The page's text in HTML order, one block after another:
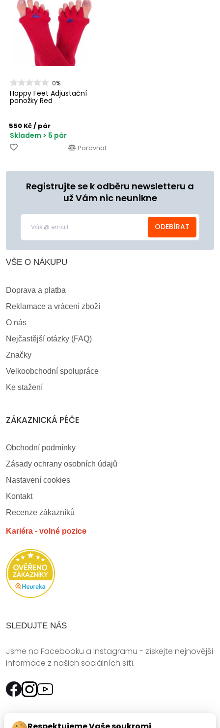
0%
Happy Feet Adjustační
ponožky Red
550 Kč/ pár
Skladem > 5 pár
Porovnat
Registrujte se k odběru newsletteru a
už Vám nic neunikne
ODEBÍRAT
VŠE O NÁKUPU
Doprava a platba
Reklamace a vrácení zboží
O nás
Nejčastější otázky (FAQ)
Značky
Velkoobchodní spolupráce
Ke stažení
ZÁKAZNICKÁ PÉČE
Obchodní podmínky
Zásady ochrany osobních údajů
Nastavení cookies
Kontakt
Recenze zákazníků
Kariéra - volné pozice
SLEDUJTE NÁS
Jsme na Facebooku a Instagramu - získejte nejnovější
informace z našich sociálních sítí.
Rychlý kontakt: